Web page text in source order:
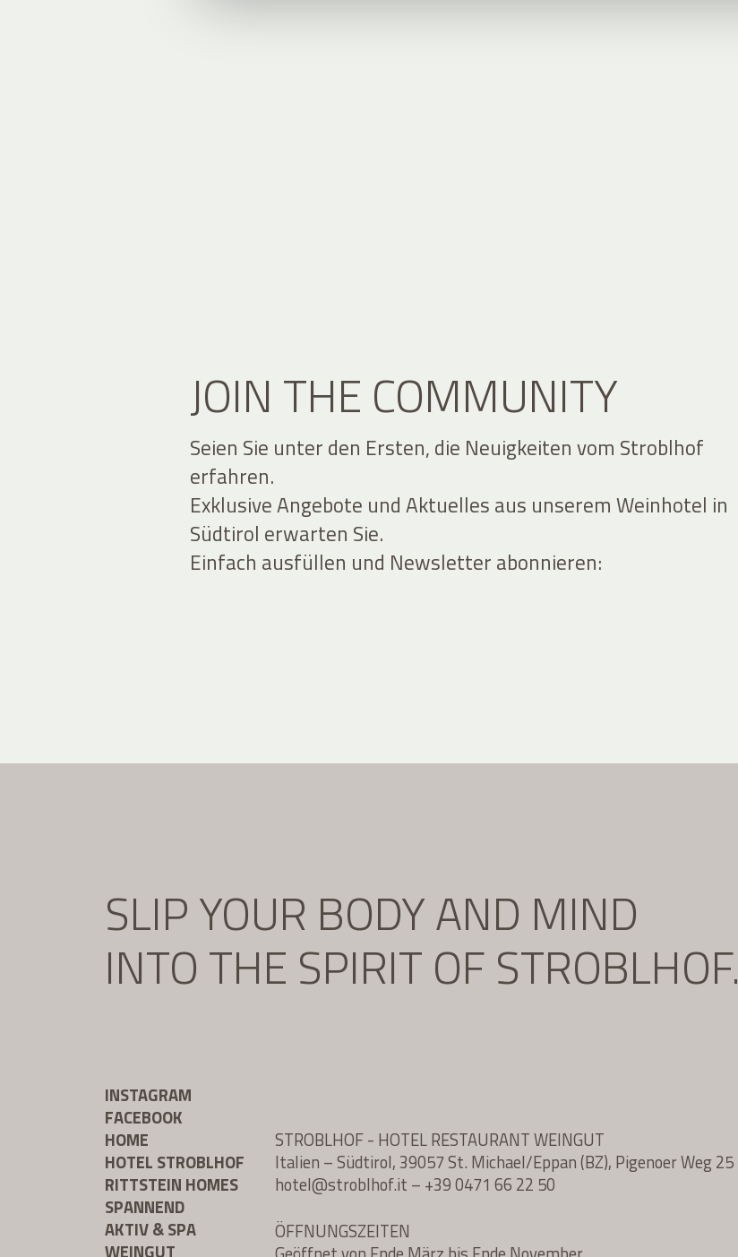
JOIN THE COMMUNITY
Seien Sie unter den Ersten, die Neuigkeiten vom Stroblhof
erfahren.
Exklusive Angebote und Aktuelles aus unserem Weinhotel in
Südtirol erwarten Sie.
Einfach ausfüllen und Newsletter abonnieren:
SLIP YOUR BODY AND MIND
INTO THE SPIRIT OF STROBLHOF.
INSTAGRAM
FACEBOOK
HOME
HOTEL STROBLHOF
RITTSTEIN HOMES
SPANNEND
AKTIV & SPA
WEINGUT
STROBLHOF - HOTEL RESTAURANT WEINGUT
Italien – Südtirol, 39057 St. Michael/Eppan (BZ), Pigenoer Weg 25
hotel@stroblhof.it – +39 0471 66 22 50
ÖFFNUNGSZEITEN